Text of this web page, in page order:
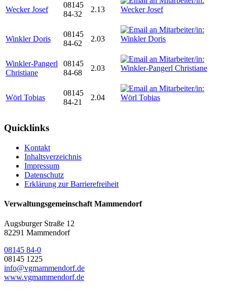
Wecker Josef
08145
84-32
2.13
Winkler Doris
08145
84-62
2.03
Winkler-Pangerl
Christiane
08145
84-68
2.03
Wörl Tobias
08145
84-21
2.04
Quicklinks
Kontakt
Inhaltsverzeichnis
Impressum
Datenschutz
Erklärung zur Barrierefreiheit
Verwaltungsgemeinschaft Mammendorf
Augsburger Straße 12
82291 Mammendorf
08145 84-0
08145 1225
info@vgmammendorf.de
www.vgmammendorf.de